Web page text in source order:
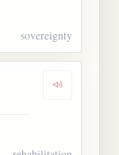
sovereignty
Dengarkan